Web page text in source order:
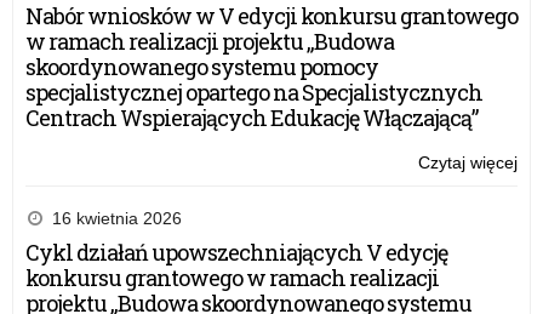
Nabór wniosków w V edycji konkursu grantowego
w ramach realizacji projektu „Budowa
skoordynowanego systemu pomocy
specjalistycznej opartego na Specjalistycznych
Centrach Wspierających Edukację Włączającą”
Czytaj więcej
16 kwietnia 2026
Cykl działań upowszechniających V edycję
konkursu grantowego w ramach realizacji
projektu „Budowa skoordynowanego systemu